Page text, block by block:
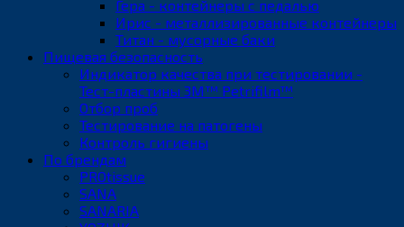
Гера - контейнеры с педалью
Ирис - металлизированные контейнеры
Титан - мусорные баки
Пищевая безопасность
Индикатор качества при тестировании -
Тест-пластины 3M™ Petrifilm™
Отбор проб
Тестирование на патогены
Контроль гигиены
По брендам
PROtissue
SANA
SANARIA